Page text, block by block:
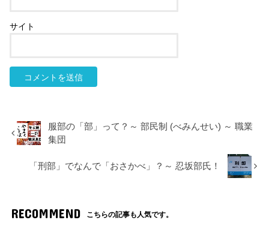
サイト
服部の「部」って？～ 部民制 (べみんせい) ～ 職業
集団
「刑部」でなんで「おさかべ」？～ 忍坂部氏！
RECOMMEND こちらの記事も人気です。